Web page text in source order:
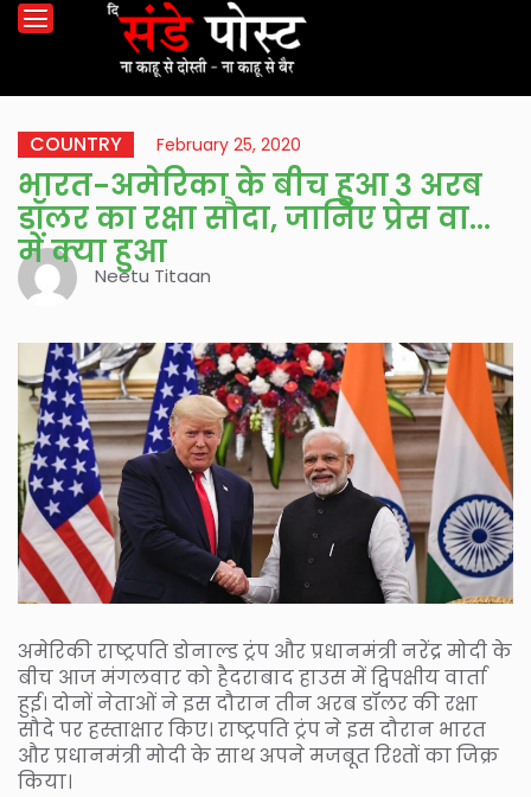
COUNTRY February 25, 2020
भारत-अमेरिका के बीच हुआ 3 अरब
डॉलर का रक्षा सौदा, जानिए प्रेस वार्ता
में क्या हुआ
Neetu Titaan
अमेरिकी राष्ट्रपति डोनाल्ड ट्रंप और प्रधानमंत्री नरेंद्र मोदी के
बीच आज मंगलवार को हैदराबाद हाउस में द्विपक्षीय वार्ता
हुई। दोनों नेताओं ने इस दौरान तीन अरब डॉलर की रक्षा
सौदे पर हस्ताक्षार किए। राष्ट्रपति ट्रंप ने इस दौरान भारत
और प्रधानमंत्री मोदी के साथ अपने मजबूत रिश्तों का जिक्र
किया।